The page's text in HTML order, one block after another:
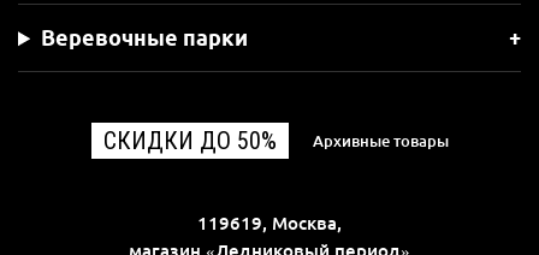
Веревочные парки
СКИДКИ ДО 50% Архивные товары
119619, Москва,